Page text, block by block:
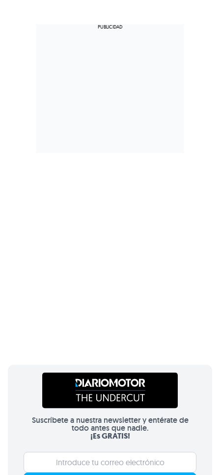
Suscríbete a nuestra newsletter y entérate de
todo antes que nadie.
¡Es GRATIS!